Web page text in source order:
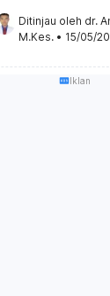
Ditinjau oleh dr.
M.Kes. • 15/05/
Iklan